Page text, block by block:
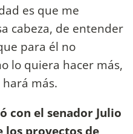
es que me
cabeza, de entender
para él no
lo quiera hacer más,
más.
con el senador Julio